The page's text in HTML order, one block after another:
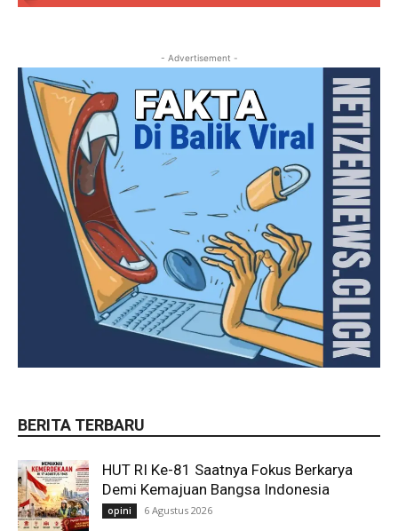
- Advertisement -
BERITA TERBARU
HUT RI Ke-81 Saatnya Fokus Berkarya
Demi Kemajuan Bangsa Indonesia
opini 6 Agustus 2026